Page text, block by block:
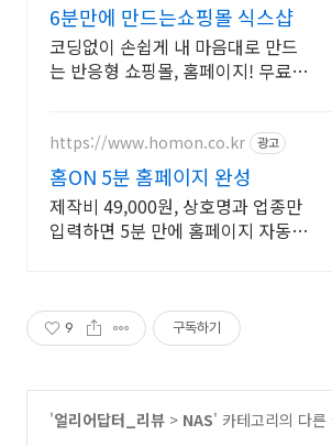
6분만에 만드는쇼핑몰 식스샵
코딩없이 손쉽게 내 마음대로 만드
는 반응형 쇼핑몰, 홈페이지! 무료
https://www.homon.co.kr 광고
홈ON 5분 홈페이지 완성
제작비 49,000원, 상호명과 업종만
입력하면 5분 만에 홈페이지 자동
9 구독하기
'얼리어답터_리뷰 > NAS' 카테고리의 다른